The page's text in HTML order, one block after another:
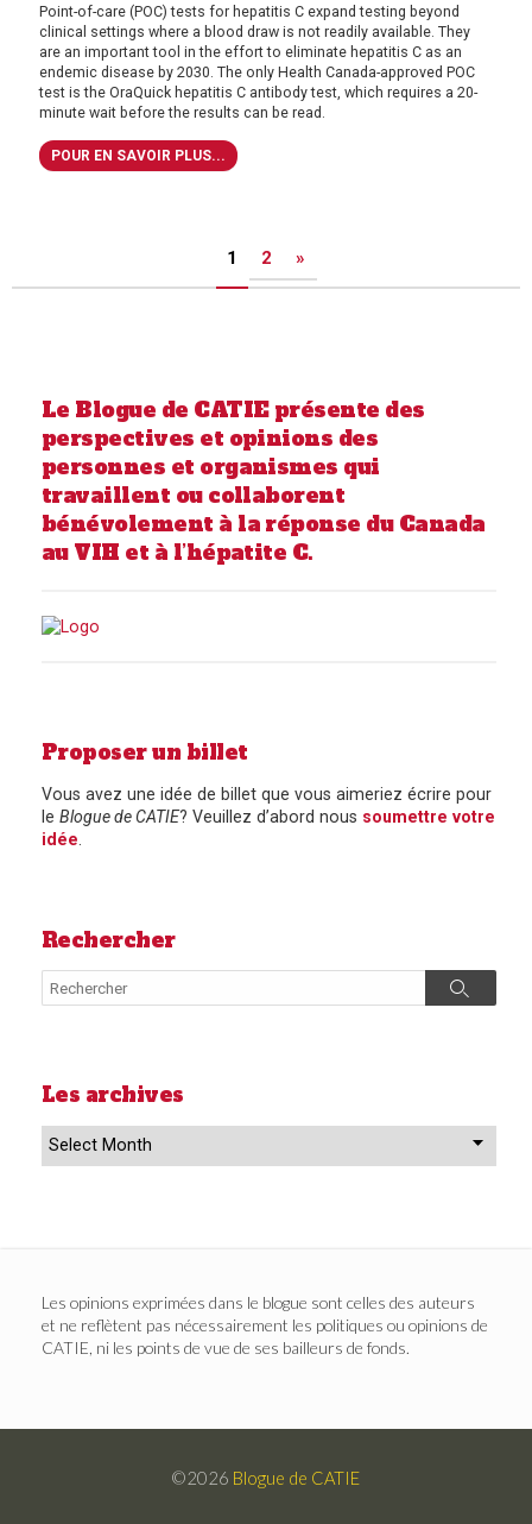
Point-of-care (POC) tests for hepatitis C expand testing beyond
clinical settings where a blood draw is not readily available. They
are an important tool in the effort to eliminate hepatitis C as an
endemic disease by 2030. The only Health Canada-approved POC
test is the OraQuick hepatitis C antibody test, which requires a 20-
minute wait before the results can be read.
POUR EN SAVOIR PLUS...
pagination
1 2 »
Le Blogue de CATIE présente des
perspectives et opinions des
personnes et organismes qui
travaillent ou collaborent
bénévolement à la réponse du Canada
au VIH et à l’hépatite C.
Proposer un billet
Vous avez une idée de billet que vous aimeriez écrire pour
le Blogue de CATIE? Veuillez d’abord nous soumettre votre
idée
Rechercher
Search
Search
Les archives
Les
Les opinions exprimées dans le blogue sont celles des auteurs
et ne reflètent pas nécessairement les politiques ou opinions de
CATIE, ni les points de vue de ses bailleurs de fonds.
©2026 Blogue de CATIE